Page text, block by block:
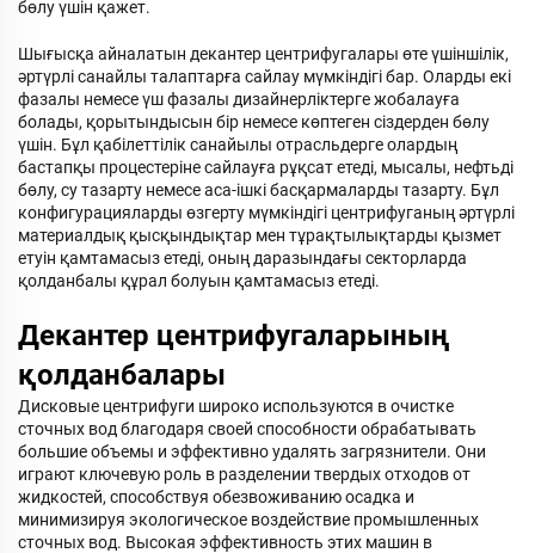
бөлу үшін қажет.
Шығысқа айналатын декантер центрифугалары өте үшіншілік,
әртүрлі санайлы талаптарға сайлау мүмкіндігі бар. Оларды екі
фазалы немесе үш фазалы дизайнерліктерге жобалауға
болады, қорытындысын бір немесе көптеген сіздерден бөлу
үшін. Бұл қабілеттілік санайылы отрасльдерге олардың
бастапқы процестеріне сайлауға рұқсат етеді, мысалы, нефтьді
бөлу, су тазарту немесе аса-ішкі басқармаларды тазарту. Бұл
конфигурацияларды өзгерту мүмкіндігі центрифуганың әртүрлі
материалдық қысқындықтар мен тұрақтылықтарды қызмет
етуін қамтамасыз етеді, оның даразындағы секторларда
қолданбалы құрал болуын қамтамасыз етеді.
Декантер центрифугаларының
қолданбалары
Дисковые центрифуги широко используются в очистке
сточных вод благодаря своей способности обрабатывать
большие объемы и эффективно удалять загрязнители. Они
играют ключевую роль в разделении твердых отходов от
жидкостей, способствуя обезвоживанию осадка и
минимизируя экологическое воздействие промышленных
сточных вод. Высокая эффективность этих машин в